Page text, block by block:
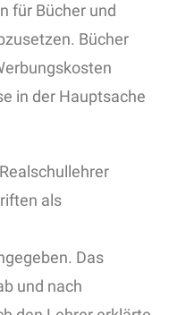
für Bücher und
Bücher
in der Hauptsache
als
Das
und nach